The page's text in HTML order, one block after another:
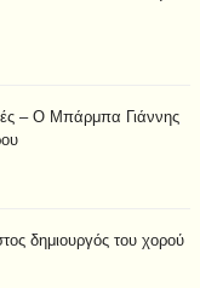
– Ο Μπάρμπα Γιάννης
δημιουργός του χορού